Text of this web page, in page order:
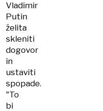
Vladimir
Putin
želita
skleniti
dogovor
in
ustaviti
spopade.
"To
bi